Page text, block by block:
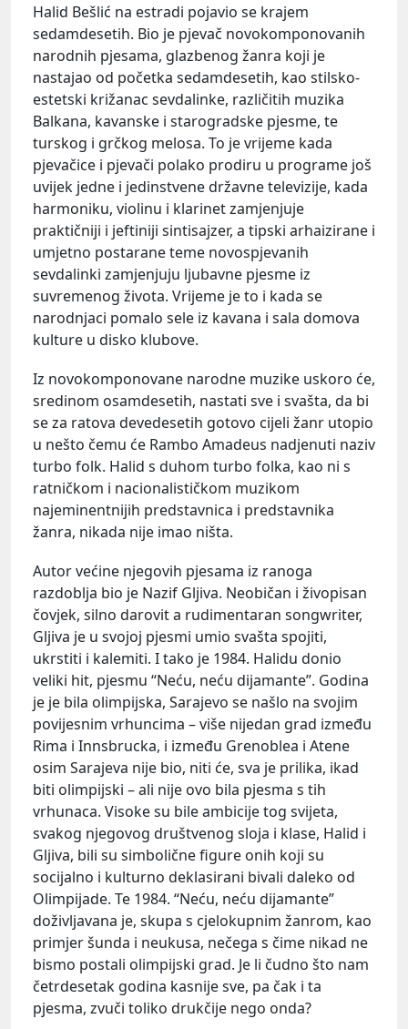
Halid Bešlić na estradi pojavio se krajem
sedamdesetih. Bio je pjevač novokomponovanih
narodnih pjesama, glazbenog žanra koji je
nastajao od početka sedamdesetih, kao stilsko-
estetski križanac sevdalinke, različitih muzika
Balkana, kavanske i starogradske pjesme, te
turskog i grčkog melosa. To je vrijeme kada
pjevačice i pjevači polako prodiru u programe još
uvijek jedne i jedinstvene državne televizije, kada
harmoniku, violinu i klarinet zamjenjuje
praktičniji i jeftiniji sintisajzer, a tipski arhaizirane i
umjetno postarane teme novospjevanih
sevdalinki zamjenjuju ljubavne pjesme iz
suvremenog života. Vrijeme je to i kada se
narodnjaci pomalo sele iz kavana i sala domova
kulture u disko klubove.
Iz novokomponovane narodne muzike uskoro će,
sredinom osamdesetih, nastati sve i svašta, da bi
se za ratova devedesetih gotovo cijeli žanr utopio
u nešto čemu će Rambo Amadeus nadjenuti naziv
turbo folk. Halid s duhom turbo folka, kao ni s
ratničkom i nacionalističkom muzikom
najeminentnijih predstavnica i predstavnika
žanra, nikada nije imao ništa.
Autor većine njegovih pjesama iz ranoga
razdoblja bio je Nazif Gljiva. Neobičan i živopisan
čovjek, silno darovit a rudimentaran songwriter,
Gljiva je u svojoj pjesmi umio svašta spojiti,
ukrstiti i kalemiti. I tako je 1984. Halidu donio
veliki hit, pjesmu “Neću, neću dijamante”. Godina
je je bila olimpijska, Sarajevo se našlo na svojim
povijesnim vrhuncima – više nijedan grad između
Rima i Innsbrucka, i između Grenoblea i Atene
osim Sarajeva nije bio, niti će, sva je prilika, ikad
biti olimpijski – ali nije ovo bila pjesma s tih
vrhunaca. Visoke su bile ambicije tog svijeta,
svakog njegovog društvenog sloja i klase, Halid i
Gljiva, bili su simbolične figure onih koji su
socijalno i kulturno deklasirani bivali daleko od
Olimpijade. Te 1984. “Neću, neću dijamante”
doživljavana je, skupa s cjelokupnim žanrom, kao
primjer šunda i neukusa, nečega s čime nikad ne
bismo postali olimpijski grad. Je li čudno što nam
četrdesetak godina kasnije sve, pa čak i ta
pjesma, zvuči toliko drukčije nego onda?